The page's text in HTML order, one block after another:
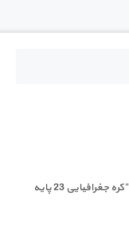
اولین نفری باشید که دیدگاهی را ارسال می کنید برای “کره جغرافیایی 23 پایه